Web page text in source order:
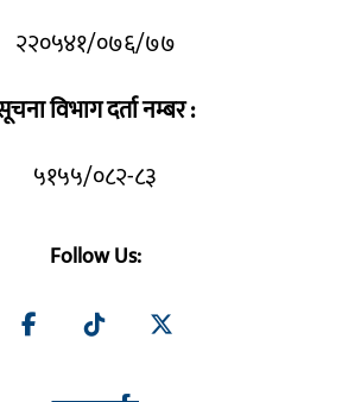
२२०५४१/०७६/७७
विभाग दर्ता नम्बर :
५१५५/०८२-८३
Follow Us: